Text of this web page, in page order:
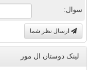
سوال:
ارسال نظر شما
لینک دوستان ال مور